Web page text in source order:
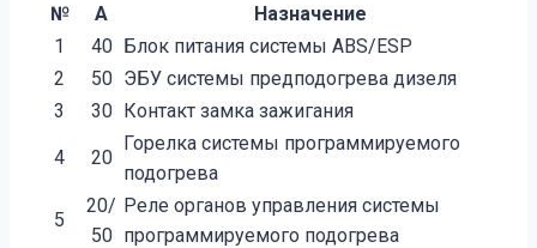
№ А
Назначение
1
40 Блок питания системы АВS/ЕSР
2
50 ЭБУ системы предподогрева дизеля
3
30 Контакт замка зажигания
4 20
Горелка системы программируемого
подогрева
5
20/
50
Реле органов управления системы
программируемого подогрева